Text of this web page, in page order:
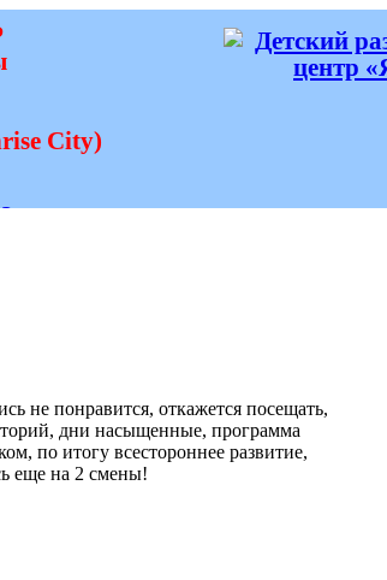
City)
не понравится, откажется посещать,
дни насыщенные, программа
по итогу всестороннее развитие,
еще на 2 смены!